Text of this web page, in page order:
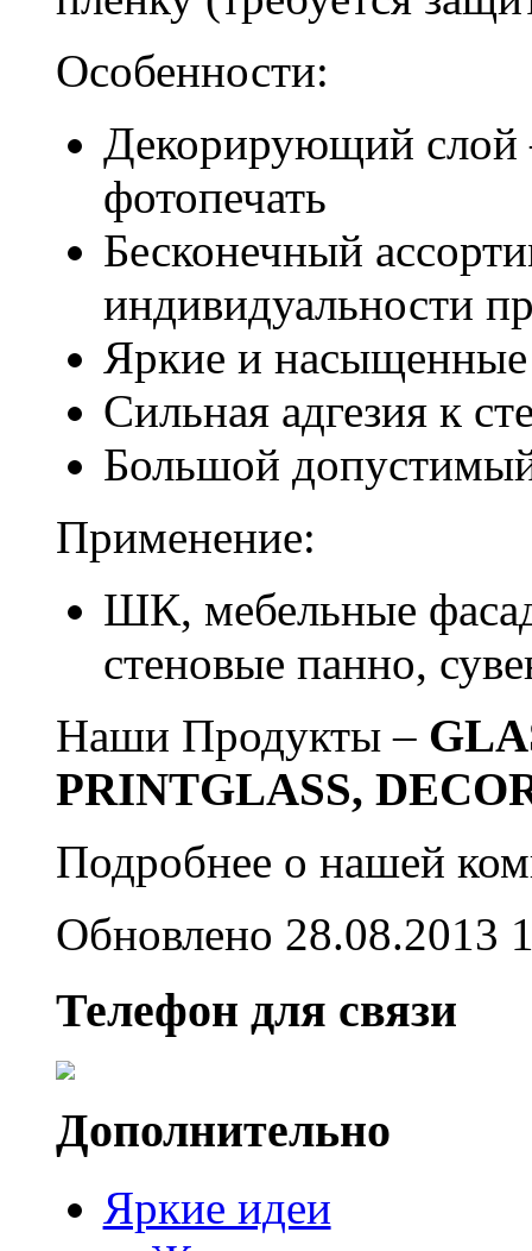
Особенности:
Декорирующий слой
фотопечать
Бесконечный
индивидуальности
Яркие и насыщенные
Сильная адгезия к
Большой
Применение:
ШК, мебельные
стеновые панно,
Наши Продукты –
PRINTGLASS,
Подробнее о нашей
Обновлено 28.08.2013
Телефон для связи
Дополнительно
Яркие идеи